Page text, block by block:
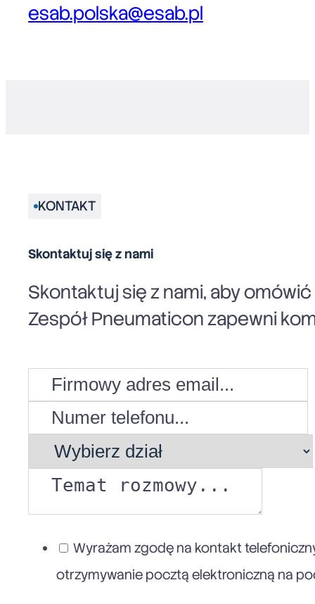
esab.polska@esab.pl
KONTAKT
Skontaktuj się z nami
Skontaktuj się z nami, aby
Zespół Pneumaticon zapewni
Wyrażam zgodę na kontakt
otrzymywanie pocztą elektroniczną na